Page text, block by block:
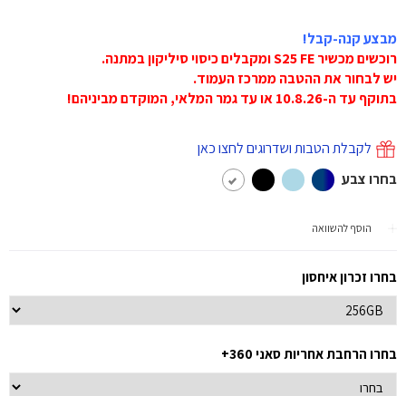
מבצע קנה-קבל!
רוכשים מכשיר S25 FE ומקבלים כיסוי סיליקון במתנה.
יש לבחור את ההטבה ממרכז העמוד.
בתוקף עד ה-10.8.26 או עד גמר המלאי, המוקדם מביניהם!
לקבלת הטבות ושדרוגים לחצו כאן
בחרו צבע
הוסף להשוואה
בחרו זכרון איחסון
בחרו הרחבת אחריות סאני 360+